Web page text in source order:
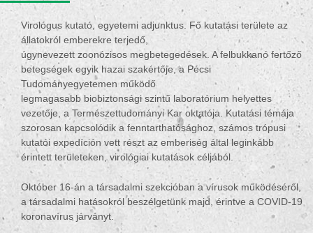
Virológus kutató, egyetemi adjunktus. Fő kutatási területe az
állatokról emberekre terjedő,
úgynevezett zoonózisos megbetegedések. A felbukkanó fertőző
betegségek egyik hazai szakértője, a Pécsi
Tudományegyetemen működő
legmagasabb biobiztonságiszintű laboratórium helyettes
vezetője, a Természettudományi Kar oktatója. Kutatási témája
szorosan kapcsolódik a fenntarthatósághoz, számos trópusi
kutatói expedíción vett részt az emberiség által leginkább
érintett területeken, virológiai kutatások céljából.
Október 16-án a társadalmi szekcióban a vírusok működéséről,
a társadalmi hatásokról beszélgetünk majd, érintve a COVID-19
koronavírus járványt.